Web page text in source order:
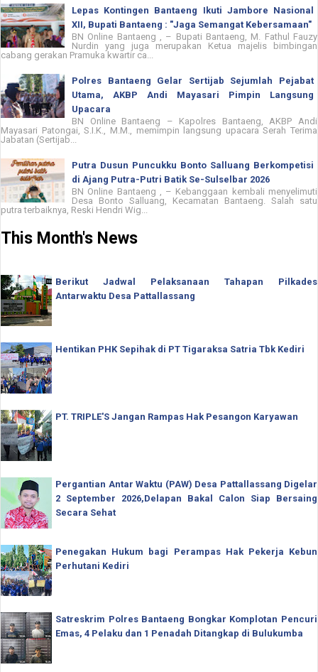
Lepas Kontingen Bantaeng Ikuti Jambore Nasional
XII, Bupati Bantaeng : "Jaga Semangat Kebersamaan"
BN Online Bantaeng , – Bupati Bantaeng, M. Fathul Fauzy
Nurdin yang juga merupakan Ketua majelis bimbingan
cabang gerakan Pramuka kwartir ca...
Polres Bantaeng Gelar Sertijab Sejumlah Pejabat
Utama, AKBP Andi Mayasari Pimpin Langsung
Upacara
BN Online Bantaeng – Kapolres Bantaeng, AKBP Andi
Mayasari Patongai, S.I.K., M.M., memimpin langsung upacara Serah Terima
Jabatan (Sertijab...
Putra Dusun Puncukku Bonto Salluang Berkompetisi
di Ajang Putra-Putri Batik Se-Sulselbar 2026
BN Online Bantaeng , – Kebanggaan kembali menyelimuti
Desa Bonto Salluang, Kecamatan Bantaeng. Salah satu
putra terbaiknya, Reski Hendri Wig...
This Month's News
Berikut Jadwal Pelaksanaan Tahapan Pilkades
Antarwaktu Desa Pattallassang
Hentikan PHK Sepihak di PT Tigaraksa Satria Tbk Kediri
PT. TRIPLE'S Jangan Rampas Hak Pesangon Karyawan
Pergantian Antar Waktu (PAW) Desa Pattallassang Digelar
2 September 2026,Delapan Bakal Calon Siap Bersaing
Secara Sehat
Penegakan Hukum bagi Perampas Hak Pekerja Kebun
Perhutani Kediri
Satreskrim Polres Bantaeng Bongkar Komplotan Pencuri
Emas, 4 Pelaku dan 1 Penadah Ditangkap di Bulukumba